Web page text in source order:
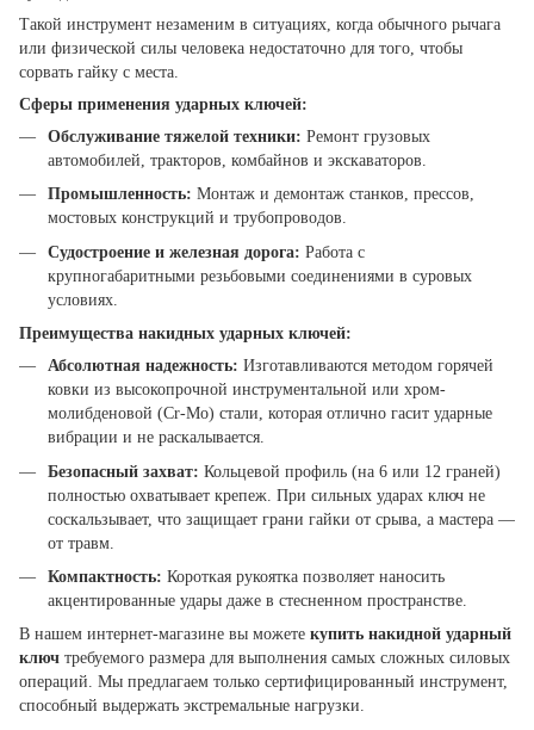
Такой инструмент незаменим в ситуациях, когда обычного рычага
или физической силы человека недостаточно для того, чтобы
сорвать гайку с места.
Сферы применения ударных ключей:
Обслуживание тяжелой техники: Ремонт грузовых
автомобилей, тракторов, комбайнов и экскаваторов.
Промышленность: Монтаж и демонтаж станков, прессов,
мостовых конструкций и трубопроводов.
Судостроение и железная дорога: Работа с
крупногабаритными резьбовыми соединениями в суровых
условиях.
Преимущества накидных ударных ключей:
Абсолютная надежность: Изготавливаются методом горячей
ковки из высокопрочной инструментальной или хром-
молибденовой (Cr-Mo) стали, которая отлично гасит ударные
вибрации и не раскалывается.
Безопасный захват: Кольцевой профиль (на 6 или 12 граней)
полностью охватывает крепеж. При сильных ударах ключ не
соскальзывает, что защищает грани гайки от срыва, а мастера —
от травм.
Компактность: Короткая рукоятка позволяет наносить
акцентированные удары даже в стесненном пространстве.
В нашем интернет-магазине вы можете купить накидной ударный
ключ требуемого размера для выполнения самых сложных силовых
операций. Мы предлагаем только сертифицированный инструмент,
способный выдержать экстремальные нагрузки.